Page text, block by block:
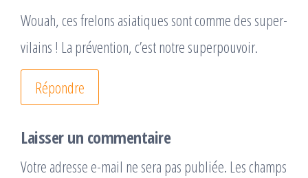
Wouah, ces frelons asiatiques sont comme des super-
vilains ! La prévention, c’est notre superpouvoir.
Répondre
Laisser un commentaire
Votre adresse e-mail ne sera pas publiée. Les champs